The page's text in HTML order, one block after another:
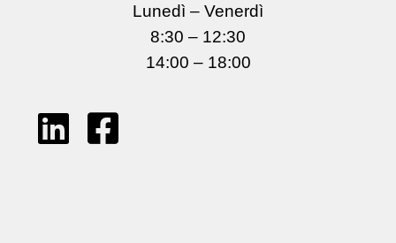
Lunedì – Venerdì
8:30 – 12:30
14:00 – 18:00